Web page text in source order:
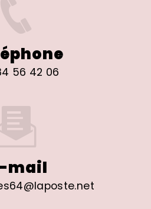
56 42 06
mail